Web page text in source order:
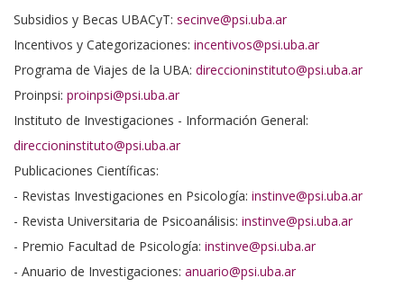
Subsidios y Becas UBACyT: secinve@psi.uba.ar
Incentivos y Categorizaciones: incentivos@psi.uba.ar
Programa de Viajes de la UBA: direccioninstituto@psi.uba.ar
Proinpsi: proinpsi@psi.uba.ar
Instituto de Investigaciones - Información General:
direccioninstituto@psi.uba.ar
Publicaciones Científicas:
- Revistas Investigaciones en Psicología: instinve@psi.uba.ar
- Revista Universitaria de Psicoanálisis: instinve@psi.uba.ar
- Premio Facultad de Psicología: instinve@psi.uba.ar
- Anuario de Investigaciones: anuario@psi.uba.ar